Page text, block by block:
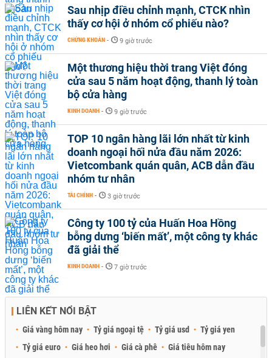
Sau nhịp điều chỉnh mạnh, CTCK nhìn
thấy cơ hội ở nhóm cổ phiếu nào?
CHỨNG KHOÁN - 9 giờ trước
Một thương hiệu thời trang Việt đóng
cửa sau 5 năm hoạt động, thanh lý toàn
bộ cửa hàng
KINH DOANH - 9 giờ trước
TOP 10 ngân hàng lãi lớn nhất từ kinh
doanh ngoại hối nửa đầu năm 2026:
Vietcombank quán quân, ACB dẫn đầu
nhóm tư nhân
TÀI CHÍNH - 3 giờ trước
Công ty 100 tỷ của Huấn Hoa Hồng
bỗng dưng ‘biến mất’, một công ty khác
đã giải thể
KINH DOANH - 7 giờ trước
LIÊN KẾT NỔI BẬT
Giá vàng hôm nay Tỷ giá ngoại tệ Tỷ giá usd
Tỷ giá yen
Tỷ giá euro
Giá heo hơi Giá cà phê Giá tiêu hôm nay